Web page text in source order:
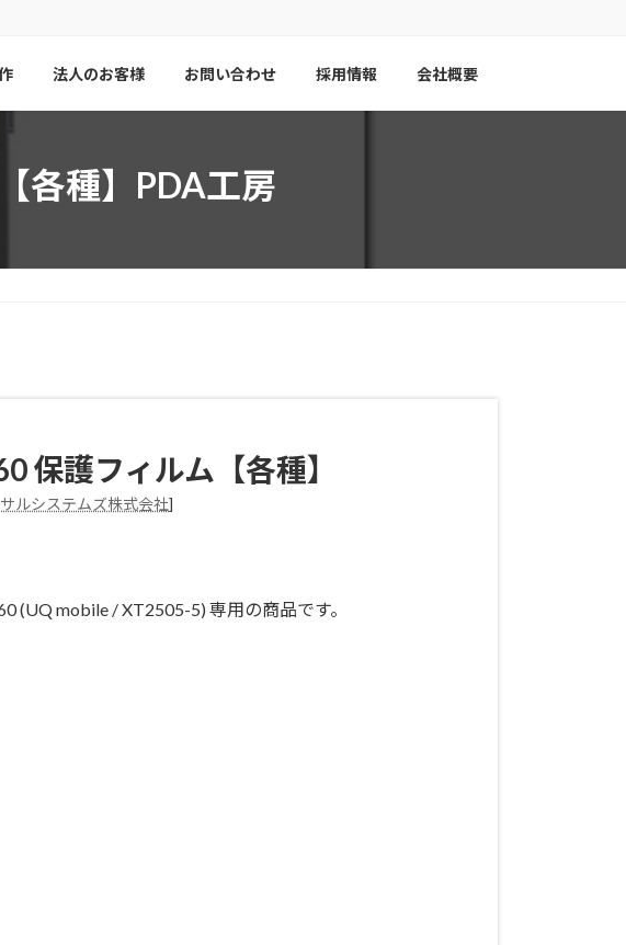
法人のお客様 お問い合わせ 採用情報 会社概要
各種】PDA工房
保護フィルム【各種】
ルシステムズ株式会社]
(UQ mobile / XT2505-5) 専用の商品です。